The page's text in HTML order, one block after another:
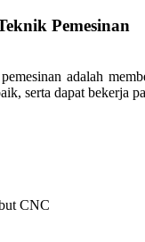
Pemesinan
adalah
serta dapat bekerja
CNC